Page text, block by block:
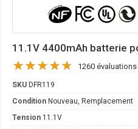
11.1V 4400mAh batterie
1260 évaluations
SKU DFR119
Condition Nouveau, Remplacement
Tension 11.1V